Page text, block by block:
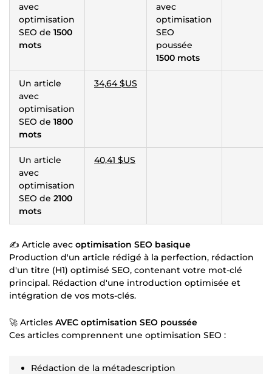
avec
optimisation
SEO de 1500
mots
avec
optimisation
SEO
poussée
1500 mots
Un article
avec
optimisation
SEO de 1800
mots
34,64 $US
Un article
avec
optimisation
SEO de 2100
mots
40,41 $US
✍ Article avec optimisation SEO basique
Production d'un article rédigé à la perfection, rédaction
d'un titre (H1) optimisé SEO, contenant votre mot-clé
principal. Rédaction d'une introduction optimisée et
intégration de vos mots-clés.
🚀 Articles AVEC optimisation SEO poussée
Ces articles comprennent une optimisation SEO :
Rédaction de la métadescription